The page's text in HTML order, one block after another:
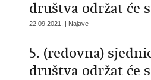
društva održat će
22.09.2021. | Najave
​5. (redovna)
društva održat će